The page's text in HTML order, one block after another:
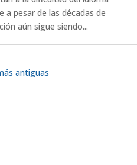
a pesar de las décadas de
aún sigue siendo...
antiguas